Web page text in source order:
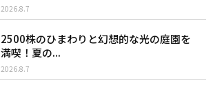
2026.8.7
2500株のひまわりと幻想的な光の庭園を
満喫！夏の...
2026.8.7